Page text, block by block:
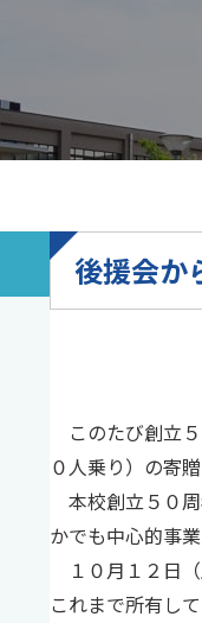
後援会か
このたび創立
０人乗り）の寄
本校創立５０
かでも中心的事
１０月１２日
これまで所有し